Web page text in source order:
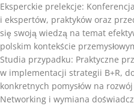
Eksperckie prelekcje:
i ekspertów, praktyków oraz
się swoją wiedzą na temat
polskim kontekście
Studia przypadku: Praktyczne
w implementacji strategii B+R,
konkretnych pomysłów na
Networking i wymiana